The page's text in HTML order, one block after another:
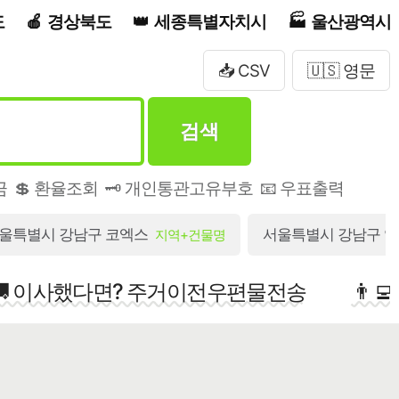
경상북도 세종특별자치시 울산광역시
📥 CSV 🇺🇸 영문
검색
💲 환율조회 🗝️ 개인통관고유부호 📧 우표출력
특별시 강남구 코엑스 지역+건물명 서울특별시 강남구
이사했다면? 주거이전우편물전송